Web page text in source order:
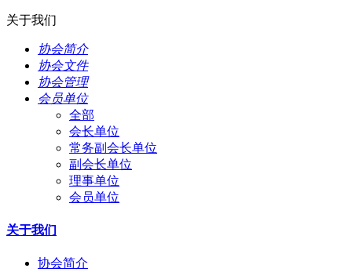
关于我们
协会简介
协会文件
协会管理
会员单位
全部
会长单位
常务副会长单位
副会长单位
理事单位
会员单位
关于我们
协会简介